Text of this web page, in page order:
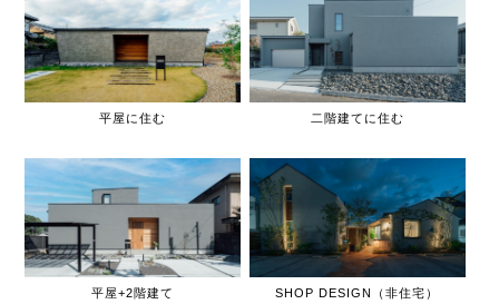
平屋に住む 二階建てに住む
平屋+2階建て SHOP DESIGN（非住宅）